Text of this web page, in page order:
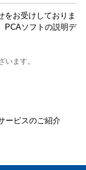
をお受けしておりま
PCAソフトの説明デ
ます。
ービスのご紹介